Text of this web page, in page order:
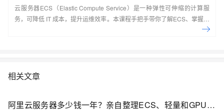
云服务器ECS（Elastic Compute Service）是一种弹性可伸缩的计算服
务，可降低 IT 成本，提升运维效率。本课程手把手带你了解ECS、掌握基
本操作、动手实操快照管理、镜像管理等。了解产品详
相关文章
阿里云服务器多少钱一年？亲自整理ECS、轻量和GPU服务器租赁价格表